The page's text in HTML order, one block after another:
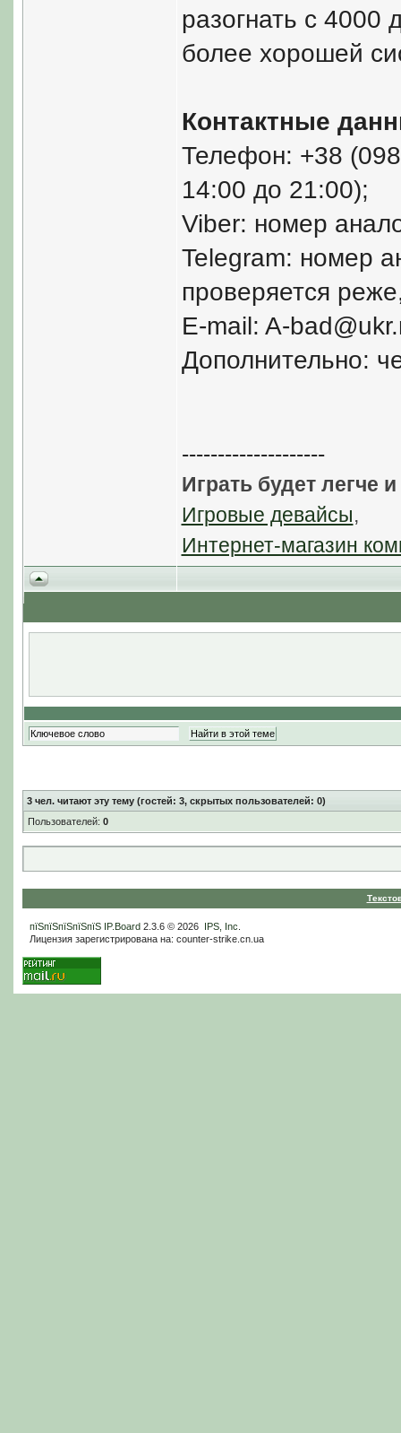
разогнать с 4000
более хорошей
Контактные
Телефон: +38
14:00 до 21:00);
Viber: номер
Telegram: номер
проверяется
E-mail: A-
Дополнительно:
--------------------
Играть будет легче
Игровые девайсы,
Интернет-магазин
3чел. читают эту тему (гостей: 3, скрытых пользователей: 0)
Пользователей: 0
пїЅпїЅпїЅпїЅпїЅ IP.Board2.3.6 © 2026 IPS, Inc
Лицензия зарегистрирована на: counter-strike.cn.ua